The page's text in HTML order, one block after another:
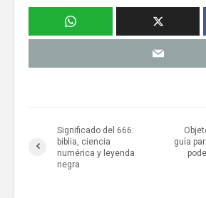
Significado del 666:
biblia, ciencia
numérica y leyenda
negra
guía